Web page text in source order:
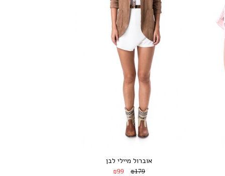
אוברול מיילי לבן
₪179
₪99